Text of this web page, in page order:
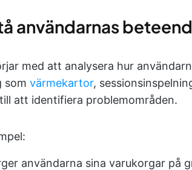
användarnas
med att analysera hur
som värmekartor,
att identifiera problemområden.
användarna sina varukorgar på